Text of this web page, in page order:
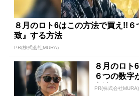
８月のロト6はこの方法で買え!!
致』する方法
PR(株式会社MURA)
８月のロト
６つの数字
方法
PR(株式会社MURA)